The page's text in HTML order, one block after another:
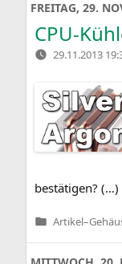
FREITAG, 29.
CPU-
29.11.2013
bestä­ti­gen? (…)
Veröffentlicht
Artikel–